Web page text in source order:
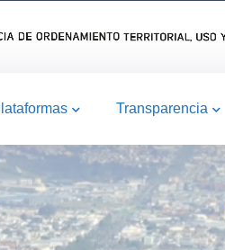
Transparencia